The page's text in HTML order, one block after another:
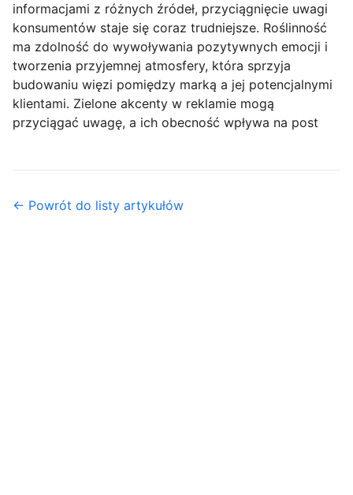
informacjami z różnych źródeł, przyciągnięcie uwagi
konsumentów staje się coraz trudniejsze. Roślinność
ma zdolność do wywoływania pozytywnych emocji i
tworzenia przyjemnej atmosfery, która sprzyja
budowaniu więzi pomiędzy marką a jej potencjalnymi
klientami. Zielone akcenty w reklamie mogą
przyciągać uwagę, a ich obecność wpływa na post
← Powrót do listy artykułów